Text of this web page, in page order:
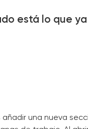
está lo que
una nueva